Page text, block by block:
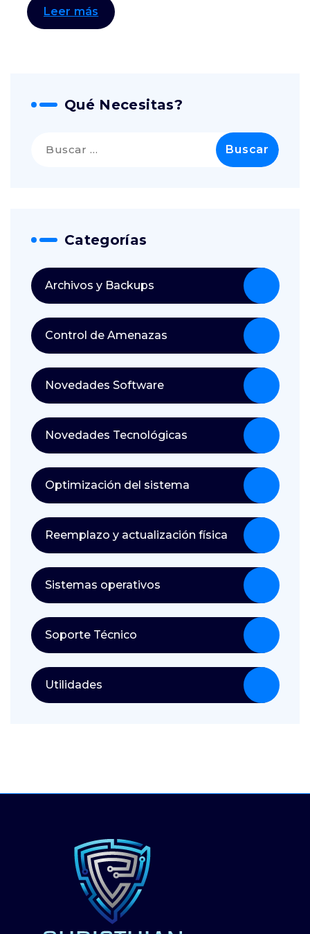
Leer más
Qué Necesitas?
Categorías
Archivos y Backups
Control de Amenazas
Novedades Software
Novedades Tecnológicas
Optimización del sistema
Reemplazo y actualización física
Sistemas operativos
Soporte Técnico
Utilidades